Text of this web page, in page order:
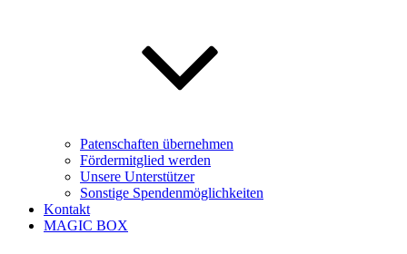
Patenschaften übernehmen
Fördermitglied werden
Unsere Unterstützer
Sonstige Spendenmöglichkeiten
Kontakt
MAGIC BOX